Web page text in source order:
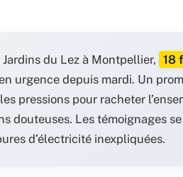
du Lez à Montpellier, 18
urgence depuis mardi. Un
pressions pour racheter
douteuses. Les témoignages
d’électricité inexpliquées.